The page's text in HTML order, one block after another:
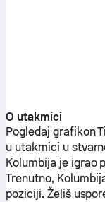
O utakmici
Pogledaj grafikon
u utakmici u
Kolumbija je igrao
Trenutno,
poziciji. Želiš